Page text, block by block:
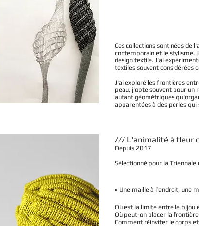
Ces collections sont nées de
contemporain et le stylisme.
design textile. J'ai
textiles souvent considérées
J'ai exploré les frontières
peau, j'opte souvent pour un
autant géométriques
apparentées à des perles
/// L'animalité à fleur
Depuis 2017
Sélectionné pour la
« Une maille à l’endroit, une
Où est la limite entre le bijou
Où peut-on placer la
Comment réinviter le corps